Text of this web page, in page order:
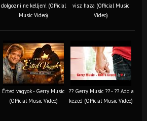
dolgozni ne kelljen! (Official
Music Video)
visz haza (Official Music
Video)
Érted vagyok - Gerry Music
(Official Music Video)
?? Gerry Music ?? - ?? Add a
kezed (Official Music Video)